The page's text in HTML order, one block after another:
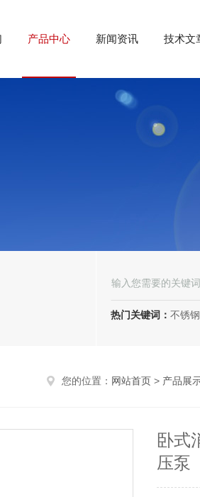
产品中心 新闻资讯 技术文
热门关键词： 不锈钢排污
您的位置： 网站首页 > 产品展
卧式
压泵